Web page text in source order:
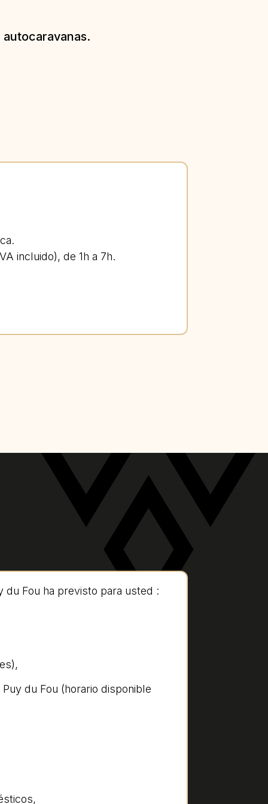
autocaravanas.
incluido), de 1h a 7h.
du Fou ha previsto para usted :
du Fou (horario disponible